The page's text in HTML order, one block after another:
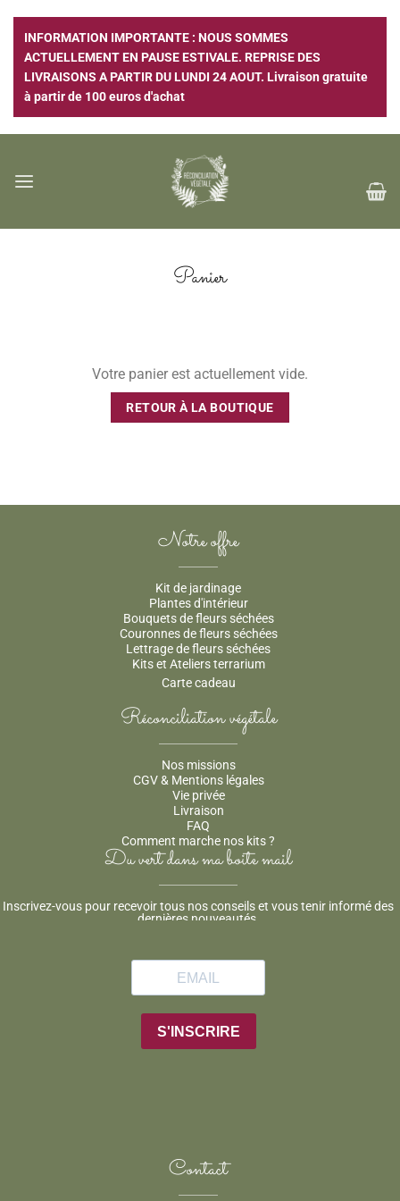
contenu
INFORMATION IMPORTANTE : NOUS SOMMES
ACTUELLEMENT EN PAUSE ESTIVALE. REPRISE DES
LIVRAISONS A PARTIR DU LUNDI 24 AOUT. Livraison gratuite
à partir de 100 euros d'achat
Panier
Votre panier est actuellement vide.
RETOUR À LA BOUTIQUE
Notre offre
Kit de jardinage
Plantes d'intérieur
Bouquets de fleurs séchées
Couronnes de fleurs séchées
Lettrage de fleurs séchées
Kits et Ateliers terrarium
Carte cadeau
Réconciliation végétale
Nos missions
CGV & Mentions légales
Vie privée
Livraison
FAQ
Comment marche nos kits ?
Du vert dans ma boite mail
Inscrivez-vous pour recevoir tous nos conseils et vous tenir informé des
dernières nouveautés.
Contact